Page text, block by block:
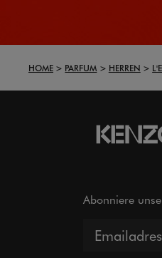
HOME PARFUM HERREN
Abonniere